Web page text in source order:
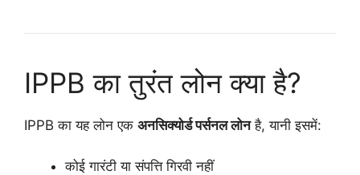
IPPB का तुरंत लोन क्या है?
IPPB का यह लोन एक अनसिक्योर्ड पर्सनल लोनहै, यानी इसमें:
कोई गारंटी या संपत्ति गिरवी नहीं